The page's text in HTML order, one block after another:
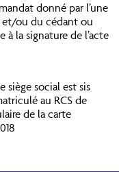
donné par l’une
et/ou du cédant ou
à la signature de l’acte
siège social est sis
au RCS de
de la carte